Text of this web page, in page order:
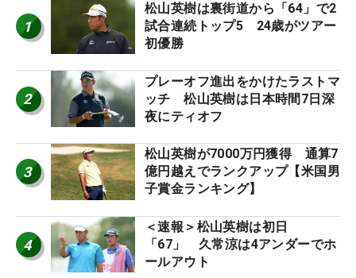
1
松山英樹は裏街道から「64」で2
試合連続トップ5 24歳がツアー
初優勝
2
プレーオフ進出をかけたラストマ
ッチ 松山英樹は日本時間7日深
夜にティオフ
3
松山英樹が7000万円獲得 通算7
億円越えでランクアップ【米国男
子賞金ランキング】
4
＜速報＞松山英樹は初日
「67」 久常涼は4アンダーでホ
ールアウト